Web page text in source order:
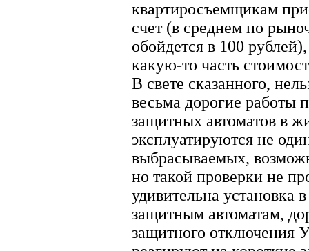
квартиросъемщикам
счет (в среднем по
обойдется в 100
какую-то часть
В свете сказанного,
весьма дорогие работы
защитных автоматов в
эксплуатируются не
выбрасываемых,
но такой проверки не
удивительна установка
защитным автоматам,
защитного отключения